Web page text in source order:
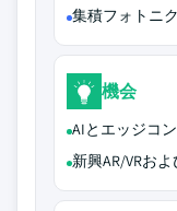
集積フォトニ
機会
AIとエッジコ
新興AR/VRお